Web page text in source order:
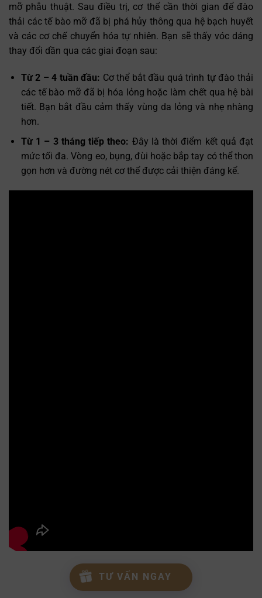
mỡ phẫu thuật. Sau điều trị, cơ thể cần thời gian để đào
thải các tế bào mỡ đã bị phá hủy thông qua hệ bạch huyết
và các cơ chế chuyển hóa tự nhiên. Bạn sẽ thấy vóc dáng
thay đổi dần qua các giai đoạn sau:
Từ 2 – 4 tuần đầu: Cơ thể bắt đầu quá trình tự đào thải
các tế bào mỡ đã bị hóa lỏng hoặc làm chết qua hệ bài
tiết. Bạn bắt đầu cảm thấy vùng da lỏng và nhẹ nhàng
hơn.
Từ 1 – 3 tháng tiếp theo: Đây là thời điểm kết quả đạt
mức tối đa. Vòng eo, bụng, đùi hoặc bắp tay có thể thon
gọn hơn và đường nét cơ thể được cải thiện đáng kể.
TƯ VẤN NGAY